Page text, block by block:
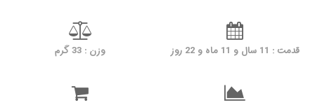
قدمت : 11 سال و 11 ماه و 22 روز وزن : 33 گرم